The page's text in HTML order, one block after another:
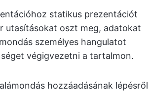
statikus prezentációt
utasításokat oszt meg, adatokat
személyes hangulatot
végigvezetni a tartalmon.
hozzáadásának lépésről